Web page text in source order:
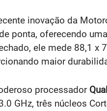
inovação da
ponta, oferecendo
ele mede 88,1
maior
processador
GHz, três núcleos